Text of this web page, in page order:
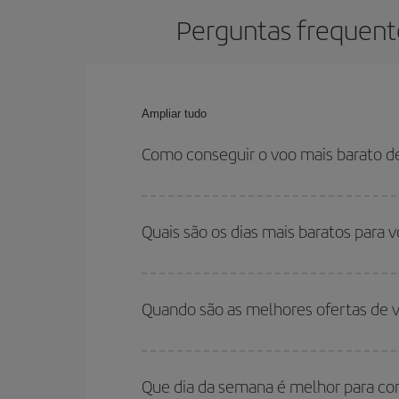
Perguntas
Ampliar tudo
Como conseguir o voo mais barato
relação às datas e horários de sua ida e volta.
Quais são os dias mais baratos para
para onde você quer ir e quais datas você
volta, para que você possa encontrar a melhor
Quando são as melhores ofertas de
são considerados alta temporada. Além disso,
Que dia da semana é melhor para